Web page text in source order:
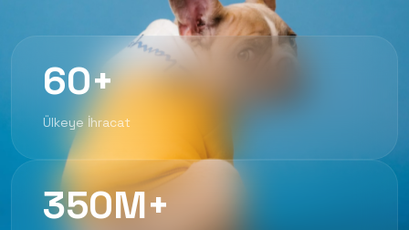
60+
Ülkeye İhracat
350M+